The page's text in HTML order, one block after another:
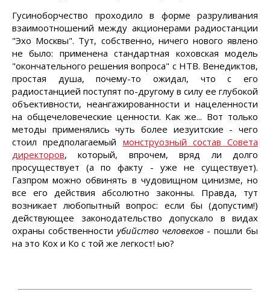
Гусиноборчество проходило в форме разруливания
взаимоотношений между акционерами радиостанции
"Эхо Москвы". Тут, собственно, ничего нового явлено
не было: применена стандартная коховская модель
"окончательного решения вопроса" с НТВ. Венедиктов,
простая душа, почему-то ожидал, что с его
радиостанцией поступят по-другому в силу ее глубокой
объективности, неангажированности и нацеленности
на общечеловеческие ценности. Как же... Вот только
методы применялись чуть более иезуитские - чего
стоил предполагаемый монструозный состав Совета
директоров, который, впрочем, вряд ли долго
просуществует (а по факту - уже не существует).
Газпром можно обвинять в чудовищном цинизме, но
все его действия абсолютно законны. Правда, тут
возникает любопытный вопрос: если бы (допустим!)
действующее законодательство допускало в видах
охраны собственности убийство человеков- пошли бы
на это Кох и Ко с той же легкост! ью?